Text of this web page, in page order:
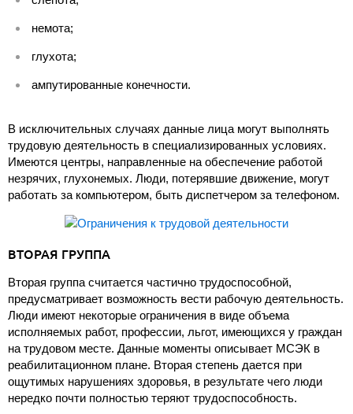
немота;
глухота;
ампутированные конечности.
В исключительных случаях данные лица могут выполнять
трудовую деятельность в специализированных условиях.
Имеются центры, направленные на обеспечение работой
незрячих, глухонемых. Люди, потерявшие движение, могут
работать за компьютером, быть диспетчером за телефоном.
ВТОРАЯ ГРУППА
Вторая группа считается частично трудоспособной,
предусматривает возможность вести рабочую деятельность.
Люди имеют некоторые ограничения в виде объема
исполняемых работ, профессии, льгот, имеющихся у граждан
на трудовом месте. Данные моменты описывает МСЭК в
реабилитационном плане. Вторая степень дается при
ощутимых нарушениях здоровья, в результате чего люди
нередко почти полностью теряют трудоспособность.